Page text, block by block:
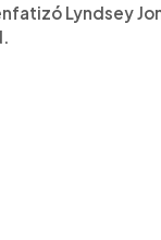
Lyndsey